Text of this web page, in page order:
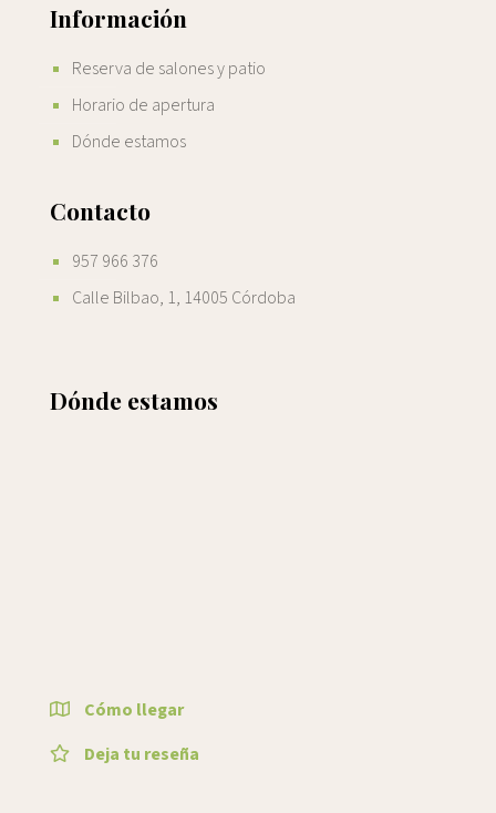
Información
Reserva de salones y patio
Horario de apertura
Dónde estamos
Contacto
957 966 376
Calle Bilbao, 1, 14005 Córdoba
Dónde estamos
Cómo llegar
Deja tu reseña